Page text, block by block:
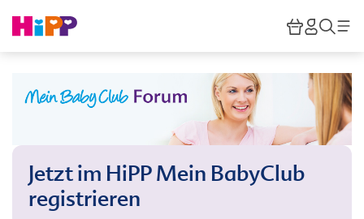
HiPP
Jetzt im HiPP Mein BabyClub
registrieren